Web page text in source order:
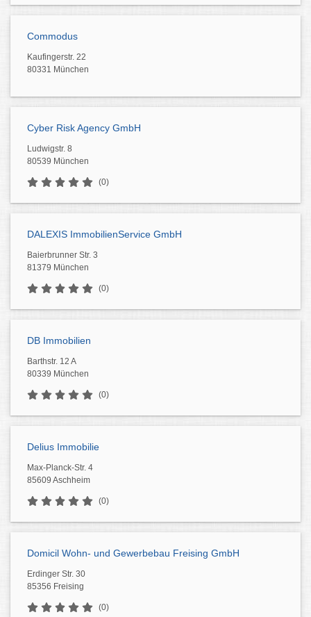
Commodus
Kaufingerstr. 22
80331 München
Cyber Risk Agency GmbH
Ludwigstr. 8
80539 München
(0)
DALEXIS ImmobilienService GmbH
Baierbrunner Str. 3
81379 München
(0)
DB Immobilien
Barthstr. 12 A
80339 München
(0)
Delius Immobilie
Max-Planck-Str. 4
85609 Aschheim
(0)
Domicil Wohn- und Gewerbebau Freising GmbH
Erdinger Str. 30
85356 Freising
(0)